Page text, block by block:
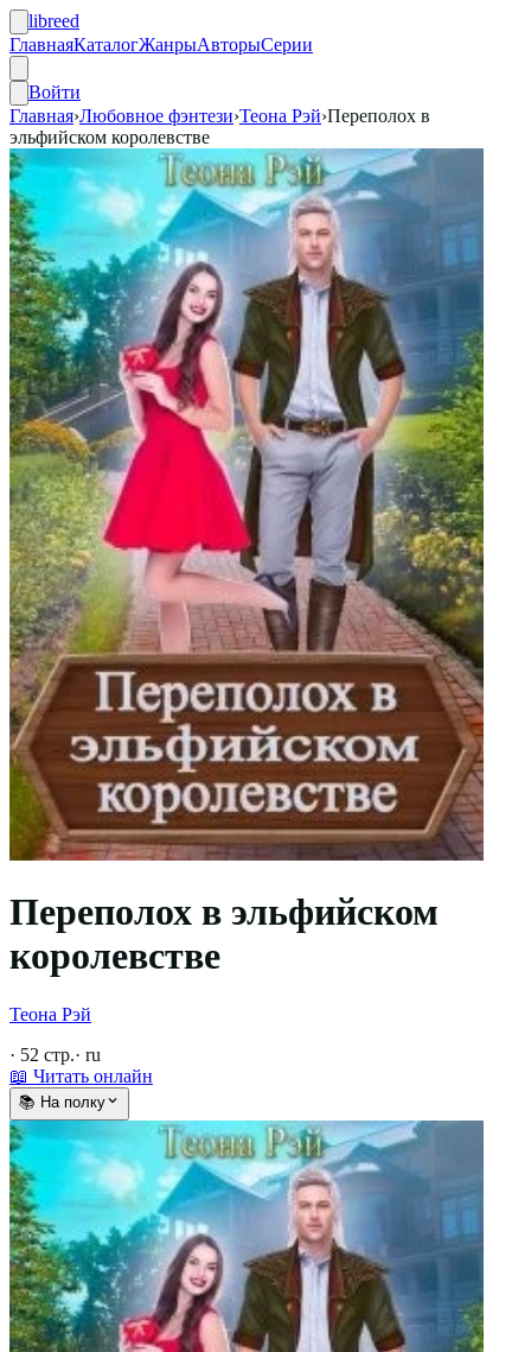
libreed
ГлавнаяКаталогЖанрыАвторыСерии
Войти
Главная›Любовное фэнтези›Теона Рэй›Переполох в
эльфийском королевстве
Переполох в эльфийском
королевстве
Теона Рэй
· 52 стр.· ru
📖 Читать онлайн
📚 На полку